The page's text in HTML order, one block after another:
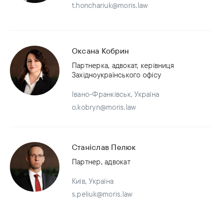
t.honchariuk@moris.law
Оксана Кобрин
Партнерка, адвокат, керівниця
Західноукраїнського офісу
Івано-Франківськ, Україна
o.kobryn@moris.law
Станіслав Пелюк
Партнер, адвокат
Київ, Україна
s.peliuk@moris.law